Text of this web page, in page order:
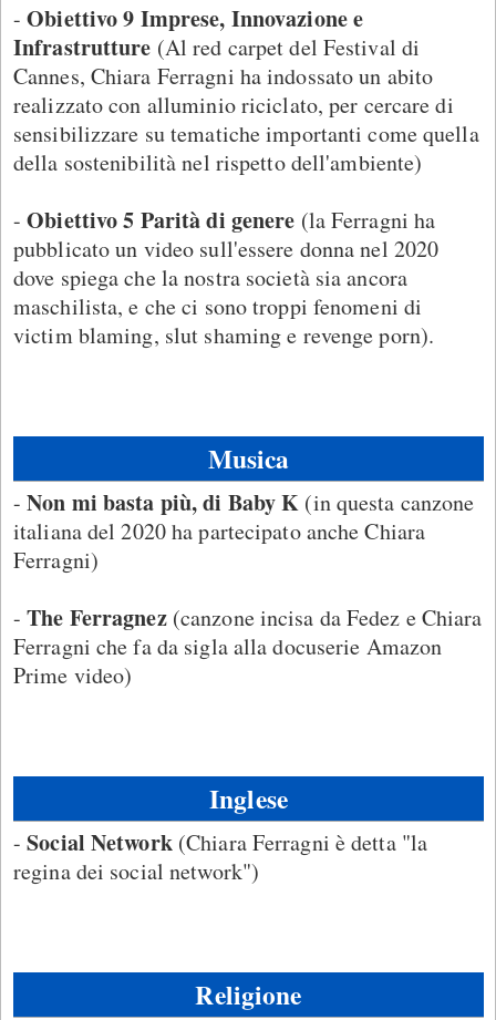
-Obiettivo 9 Imprese, Innovazione e
Infrastrutture (Al red carpet del Festival di
Cannes, Chiara Ferragni ha indossato un abito
realizzato con alluminio riciclato, per cercare di
sensibilizzare su tematiche importanti come quella
della sostenibilità nel rispetto dell'ambiente)
-Obiettivo 5 Parità di genere (la Ferragni ha
pubblicato un video sull'essere donna nel 2020
dove spiega che la nostra società sia ancora
maschilista, e che ci sono troppi fenomeni di
victim blaming, slut shaming e revenge porn).
Musica
-Non mi basta più, di Baby K (in questa canzone
italiana del 2020 ha partecipato anche Chiara
Ferragni)
-The Ferragnez(canzone incisa da Fedez e Chiara
Ferragni che fa da sigla alla docuserie Amazon
Prime video)
Inglese
-Social Network(Chiara Ferragni è detta "la
regina dei social network")
Religione